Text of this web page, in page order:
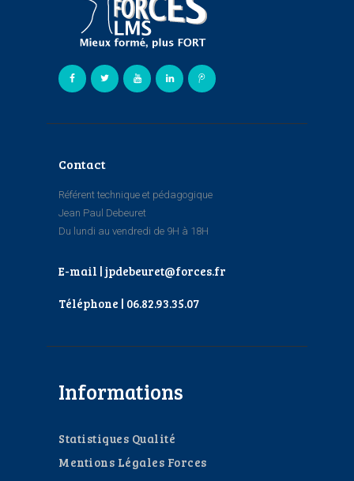
Contact
Référent technique et pédagogique
Jean Paul Debeuret
Du lundi au vendredi de 9H à 18H
E-mail | jpdebeuret@forces.fr
Téléphone | 06.82.93.35.07
Informations
Statistiques Qualité
Mentions Légales Forces